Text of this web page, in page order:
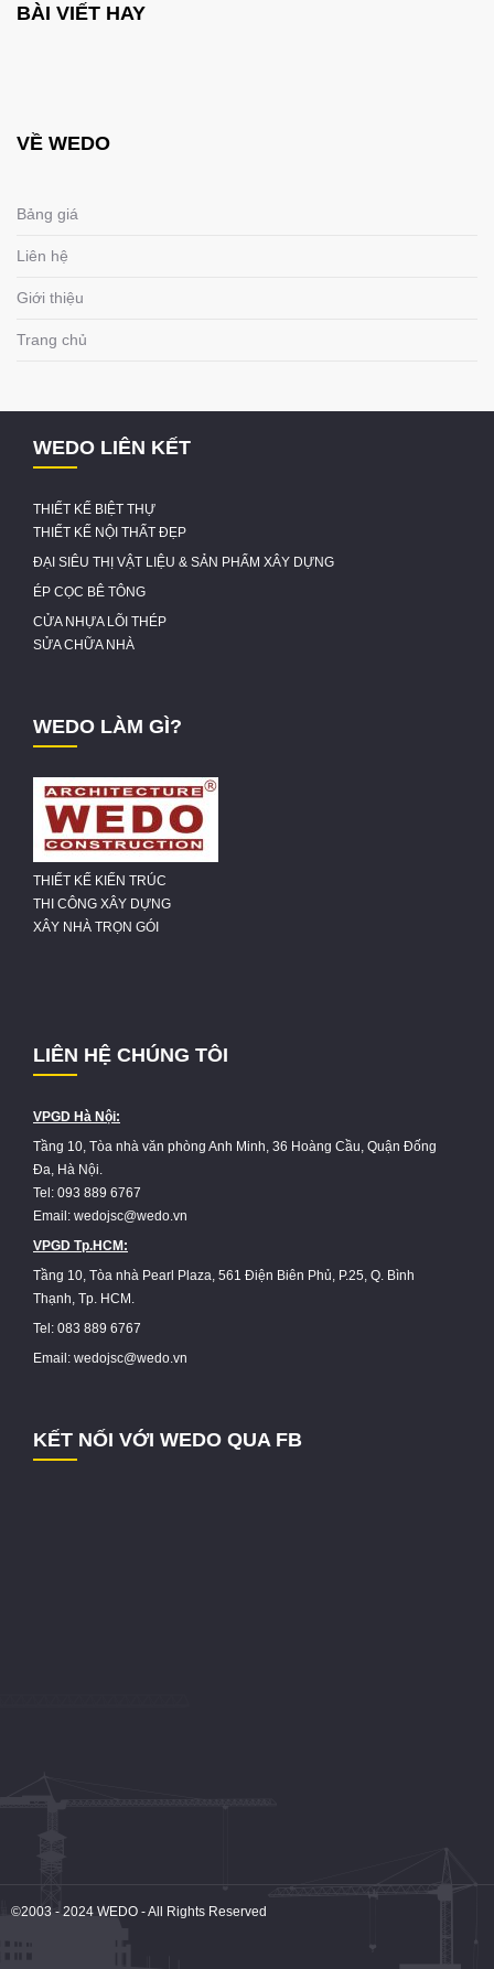
BÀI VIẾT HAY
VỀ WEDO
Bảng giá
Liên hệ
Giới thiệu
Trang chủ
WEDO LIÊN KẾT
THIẾT KẾ BIỆT THỰ
THIẾT KẾ NỘI THẤT ĐẸP
ĐẠI SIÊU THỊ VẬT LIỆU & SẢN PHẨM XÂY DỰNG
ÉP CỌC BÊ TÔNG
CỬA NHỰA LÕI THÉP
SỬA CHỮA NHÀ
WEDO LÀM GÌ?
THIẾT KẾ KIẾN TRÚC
THI CÔNG XÂY DỰNG
XÂY NHÀ TRỌN GÓI
LIÊN HỆ CHÚNG TÔI
VPGD Hà Nội:
Tầng 10, Tòa nhà văn phòng Anh Minh, 36 Hoàng Cầu, Quận Đống
Đa, Hà Nội.
Tel: 093 889 6767
Email: wedojsc@wedo.vn
VPGD Tp.HCM:
Tầng 10, Tòa nhà Pearl Plaza, 561 Điện Biên Phủ, P.25, Q. Bình
Thạnh, Tp. HCM.
Tel: 083 889 6767
Email: wedojsc@wedo.vn
KẾT NỐI VỚI WEDO QUA FB
©2003 - 2024 WEDO - All Rights Reserved